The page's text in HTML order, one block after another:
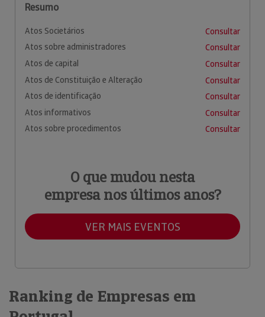
Resumo
Atos Societários
Consultar
Atos sobre administradores
Consultar
Atos de capital
Consultar
Atos de Constituição e Alteração
Consultar
Atos de identificação
Consultar
Atos informativos
Consultar
Atos sobre procedimentos
Consultar
O que mudou nesta
empresa nos últimos anos?
VER MAIS EVENTOS
Ranking de Empresas em